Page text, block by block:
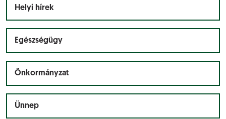
Helyi hírek
Egészségügy
Önkormányzat
Ünnep